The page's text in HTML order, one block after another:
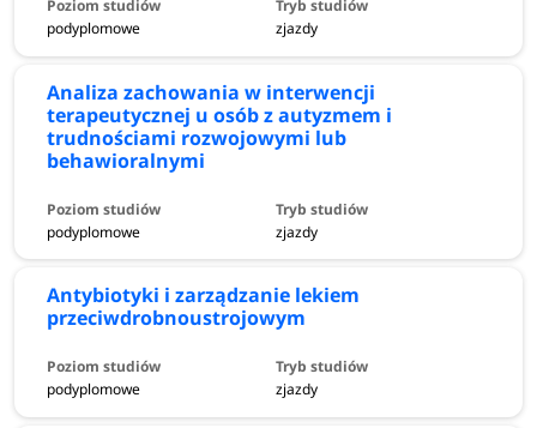
podyplomowe zjazdy
Analiza zachowania w interwencji
terapeutycznej u osób z autyzmem i
trudnościami rozwojowymi lub
behawioralnymi
podyplomowe zjazdy
Antybiotyki i zarządzanie lekiem
przeciwdrobnoustrojowym
podyplomowe zjazdy